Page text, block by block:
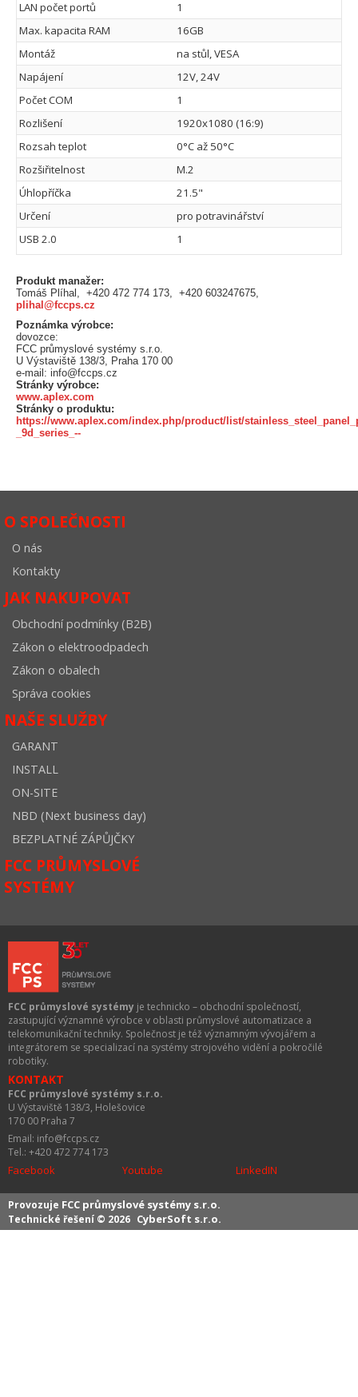
LAN počet portů
1
Max. kapacita RAM
16GB
Montáž
na stůl, VESA
Napájení
12V, 24V
Počet COM
1
Rozlišení
1920x1080 (16:9)
Rozsah teplot
0°C až 50°C
Rozšiřitelnost
M.2
Úhlopříčka
21.5"
Určení
pro potravinářství
USB 2.0
1
Produkt manažer:
Tomáš Plíhal, +420 472 774 173, +420 603247675,
plihal@fccps.cz
Poznámka výrobce:
dovozce:
FCC průmyslové systémy s.r.o.
U Výstaviště 138/3, Praha 170 00
e-mail: info@fccps.cz
Stránky výrobce:
www.aplex.com
Stránky o produktu:
https://www.aplex.com/index.php/product/list/
_9d_series_--
O SPOLEČNOSTI
O nás
Kontakty
JAK NAKUPOVAT
Obchodní podmínky (B2B)
Zákon o elektroodpadech
Zákon o obalech
Správa cookies
NAŠE SLUŽBY
GARANT
INSTALL
ON-SITE
NBD (Next business day)
BEZPLATNÉ ZÁPŮJČKY
FCC PRŮMYSLOVÉ
SYSTÉMY
FCC průmyslové systémy je technicko – obchodní společností,
zastupující významné výrobce v oblasti průmyslové automatizace a
telekomunikační techniky. Společnost je též významným vývojářem a
integrátorem se specializací na systémy strojového vidění a pokročilé
robotiky.
KONTAKT
FCC průmyslové systémy s.r.o.
U Výstaviště 138/3, Holešovice
170 00 Praha 7
Email: info@fccps.cz
Tel.: +420 472 774 173
Facebook Youtube LinkedIN
Provozuje FCC průmyslové systémy s.r.o.
Technické řešení © 2026 CyberSoft s.r.o.